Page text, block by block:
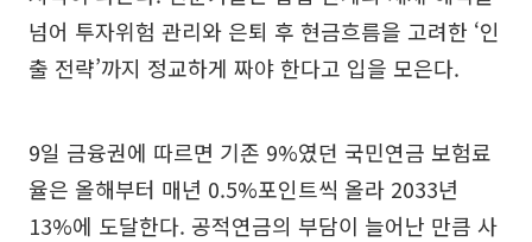
넘어 투자위험 관리와 은퇴 후 현금흐름을 고려한 ‘인
출 전략’까지 정교하게 짜야 한다고 입을 모은다.
9일 금융권에 따르면 기존 9%였던 국민연금 보험료
율은 올해부터 매년 0.5%포인트씩 올라 2033년
13%에 도달한다. 공적연금의 부담이 늘어난 만큼 사